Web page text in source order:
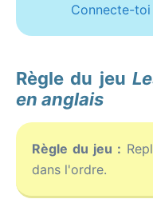
Connecte-
Règle du jeu
en anglais
Règle du jeu :
dans l'ordre.